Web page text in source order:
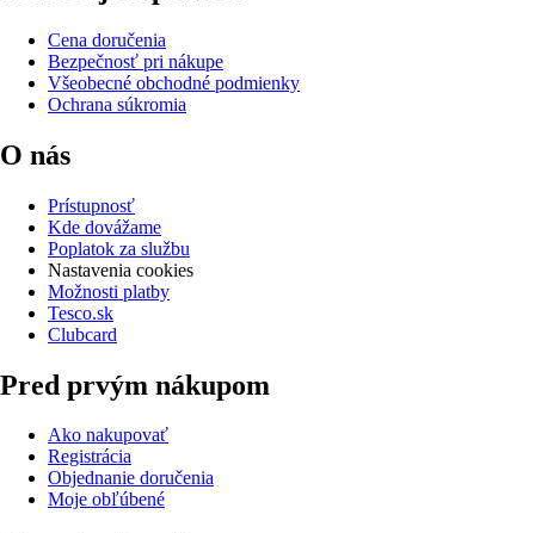
Cena doručenia
Bezpečnosť pri nákupe
Všeobecné obchodné podmienky
Ochrana súkromia
O nás
Prístupnosť
Kde dovážame
Poplatok za službu
Nastavenia cookies
Možnosti platby
Tesco.sk
Clubcard
Pred prvým nákupom
Ako nakupovať
Registrácia
Objednanie doručenia
Moje obľúbené